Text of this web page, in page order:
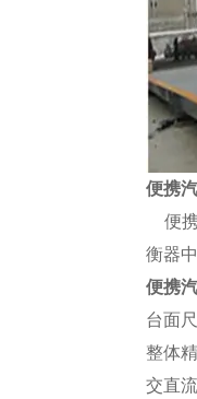
便携
便
衡器
便携
台面
整体
交直